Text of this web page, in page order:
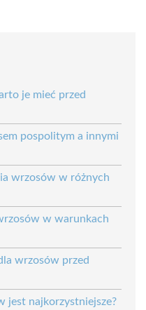
je mieć przed
pospolitym a innymi
wrzosów w różnych
w warunkach
wrzosów przed
jest najkorzystniejsze?